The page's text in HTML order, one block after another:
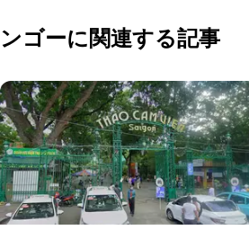
ンゴーに関連する記事